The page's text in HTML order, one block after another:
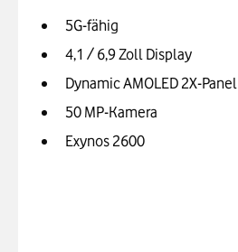
5G-fähig
4,1 / 6,9 Zoll Display
Dynamic AMOLED 2X-Panel
50 MP-Kamera
Exynos 2600